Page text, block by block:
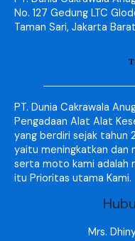
No. 127 Gedung LTC
Taman Sari, Jakarta Barat
PT. Dunia Cakrawala
Pengadaan Alat Alat
yang berdiri sejak tahun
yaitu meningkatkan dan
serta moto kami adalah
itu Prioritas utama Kami.
Mrs.